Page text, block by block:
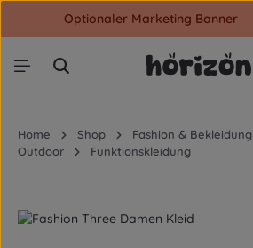
Zum Hauptinhalt springen
Optionaler Marketing Banner
Home Shop Fashion & Bekleidung
Outdoor
Funktionskleidung
Bildergalerie überspringen